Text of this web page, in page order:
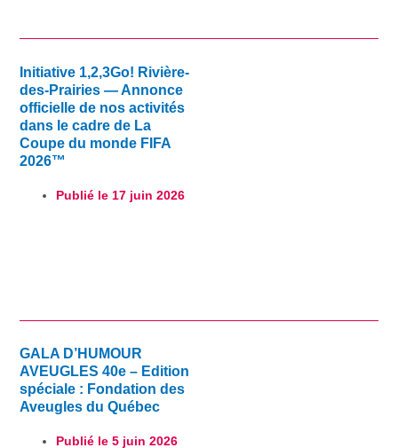
Initiative 1,2,3Go! Rivière-
des-Prairies — Annonce
officielle de nos activités
dans le cadre de La
Coupe du monde FIFA
2026™
Publié le 17 juin 2026
GALA D’HUMOUR
AVEUGLES 40e – Edition
spéciale : Fondation des
Aveugles du Québec
Publié le 5 juin 2026